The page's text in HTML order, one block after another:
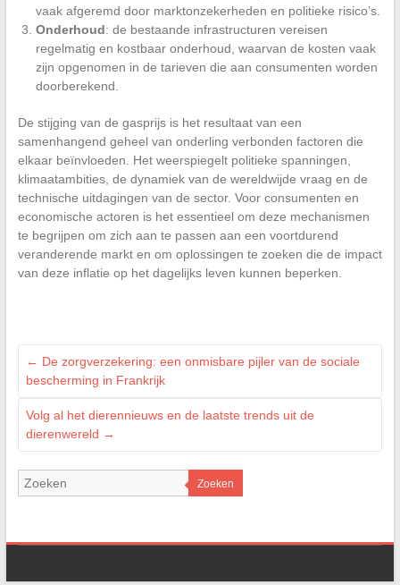
vaak afgeremd door marktonzekerheden en politieke risico’s.
Onderhoud: de bestaande infrastructuren vereisen
regelmatig en kostbaar onderhoud, waarvan de kosten vaak
zijn opgenomen in de tarieven die aan consumenten worden
doorberekend.
De stijging van de gasprijs is het resultaat van een
samenhangend geheel van onderling verbonden factoren die
elkaar beïnvloeden. Het weerspiegelt politieke spanningen,
klimaatambities, de dynamiek van de wereldwijde vraag en de
technische uitdagingen van de sector. Voor consumenten en
economische actoren is het essentieel om deze mechanismen
te begrijpen om zich aan te passen aan een voortdurend
veranderende markt en om oplossingen te zoeken die de impact
van deze inflatie op het dagelijks leven kunnen beperken.
← De zorgverzekering: een onmisbare pijler van de sociale
bescherming in Frankrijk
Volg al het dierennieuws en de laatste trends uit de
dierenwereld →
Zoeken